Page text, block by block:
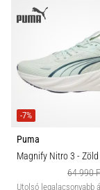
-7%
Puma
Magnify Nitro 3 - Zöld
64 990
Utolsó legalacsonyabb